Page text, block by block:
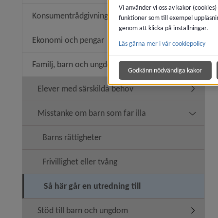
Konsumentrådgivning
Ekonomi och pengar
Familj, barn och ungdom
Elever med särskilda behov
Misstanke om barn som far illa
Barns rättigheter
Frivillighet eller tvång
Så här går en utredning till
Stöd till barn och ungdom
Vi använder vi oss av kakor
funktioner som till exempel
genom att klicka på inställningar.
Läs gärna mer i vår cookiepolicy
Godkänn nödvändiga kakor